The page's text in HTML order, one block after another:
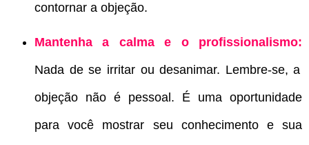
contornar a objeção.
Mantenha a calma e o profissionalismo:
Nada de se irritar ou desanimar. Lembre-se, a
objeção não é pessoal. É uma oportunidade
para você mostrar seu conhecimento e sua